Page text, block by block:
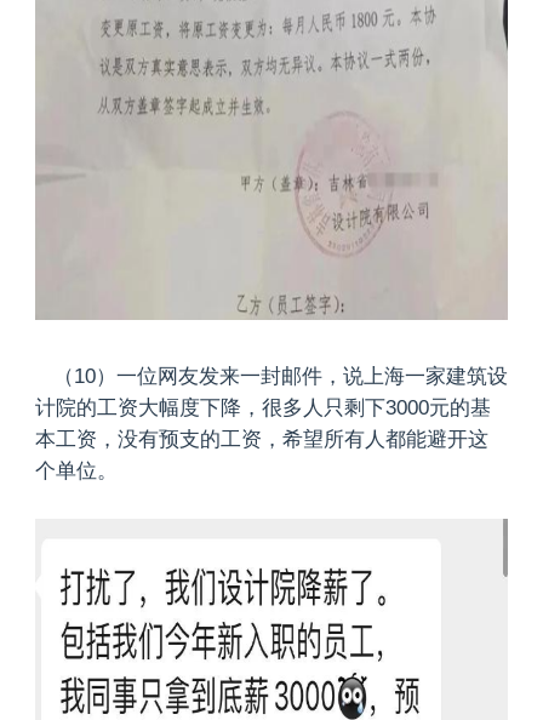
（10）一位网友发来一封邮件，说上海一家建筑设
计院的工资大幅度下降，很多人只剩下3000元的基
本工资，没有预支的工资，希望所有人都能避开这
个单位。